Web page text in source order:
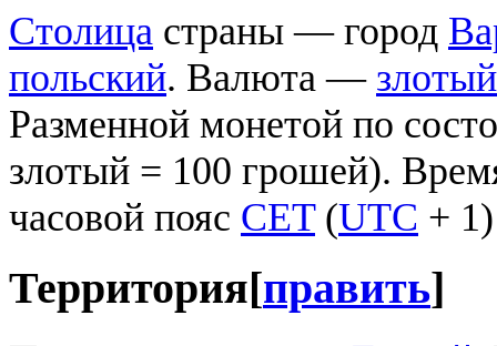
Столица страны — город
польский. Валюта — злотый
Разменной монетой по
злотый = 100 грошей).
часовой пояс CET(UTC +
Территория[править]